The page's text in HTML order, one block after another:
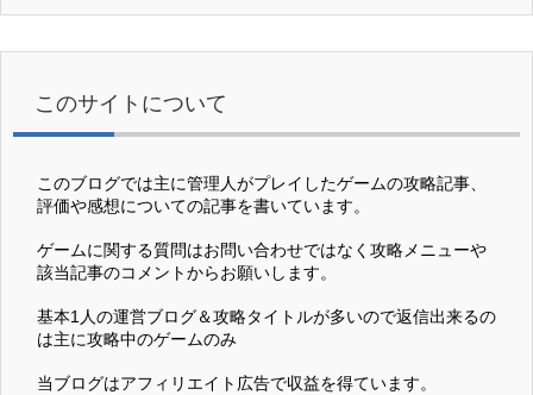
このサイトについて
このブログでは主に管理人がプレイしたゲームの攻略記事、
評価や感想についての記事を書いています。
ゲームに関する質問はお問い合わせではなく攻略メニューや
該当記事のコメントからお願いします。
基本1人の運営ブログ＆攻略タイトルが多いので返信出来るの
は主に攻略中のゲームのみ
当ブログはアフィリエイト広告で収益を得ています。